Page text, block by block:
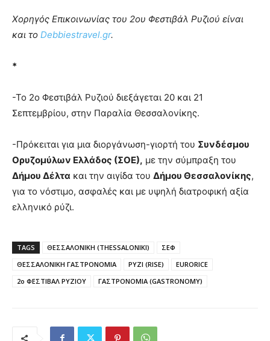
Χορηγός Επικοινωνίας του 2ου Φεστιβάλ Ρυζιού είναι
και το Debbiestravel.gr.
*
-Το 2ο Φεστιβάλ Ρυζιού διεξάγεται 20 και 21
Σεπτεμβρίου, στην Παραλία Θεσσαλονίκης.
-Πρόκειται για μια διοργάνωση-γιορτή του Συνδέσμου
Ορυζομύλων Ελλάδος (ΣΟΕ), με την σύμπραξη του
Δήμου Δέλτα και την αιγίδα του Δήμου Θεσσαλονίκης,
για το νόστιμο, ασφαλές και με υψηλή διατροφική αξία
ελληνικό ρύζι.
TAGS ΘΕΣΣΑΛΟΝΙΚΗ (THESSALONIKI)
ΣΕΦ
ΘΕΣΣΑΛΟΝΙΚΗ ΓΑΣΤΡΟΝΟΜΙΑ
ΡΥΖΙ (RISE)
EURORICE
2ο ΦΕΣΤΙΒΑΛ ΡΥΖΙΟΥ
ΓΑΣΤΡΟΝΟΜΙΑ (GASTRONOMY)